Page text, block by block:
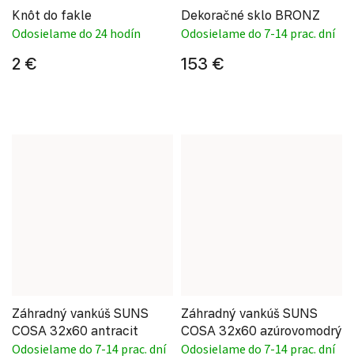
Knôt do fakle
Odosielame do 24 hodín
2 €
Dekoračné sklo BRONZ
Odosielame do 7-14 prac. dní
153 €
Záhradný vankúš SUNS
COSA 32x60 antracit
Odosielame do 7-14 prac. dní
Záhradný vankúš SUNS
COSA 32x60 azúrovomodrý
Odosielame do 7-14 prac. dní